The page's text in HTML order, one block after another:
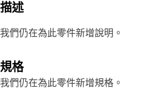
描述
我們仍在為此零件新增說明。
規格
我們仍在為此零件新增規格。